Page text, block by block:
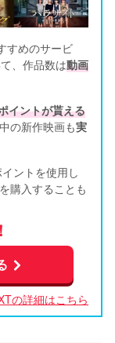
すめのサービ
、作品数は動画
イントが貰える
の新作映画も実
ントを使用し
購入することも
の詳細はこちら